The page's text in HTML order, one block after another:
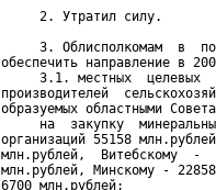
     2. Утратил силу.
3. Облисполкомам  в
обеспечить направление в
3.1. местных  целевых
производителей
образуемых областными
на  закупку
организаций 55158
млн.рублей,  Витебскому  -
млн.рублей, Минскому -
6700 млн.рублей;